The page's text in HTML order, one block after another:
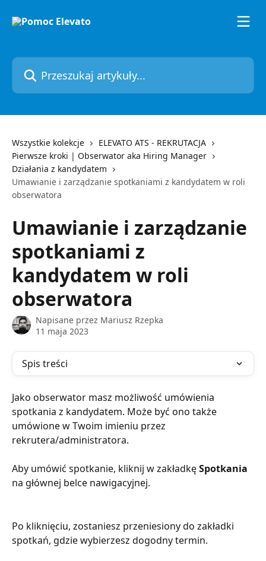
Przeszukaj artykuły...
Wszystkie kolekcje
ELEVATO ATS - REKRUTACJA
Pierwsze kroki | Obserwator aka Hiring Manager
Działania z kandydatem
Umawianie i zarządzanie spotkaniami z kandydatem w roli
obserwatora
Umawianie i zarządzanie
spotkaniami z
kandydatem w roli
obserwatora
Napisane przez Mariusz Rzepka
11 maja 2023
Spis treści
Jako obserwator masz możliwość umówienia
spotkania z kandydatem. Może być ono także
umówione w Twoim imieniu przez
rekrutera/administratora.
Aby umówić spotkanie, kliknij w zakładkę Spotkania
na głównej belce nawigacyjnej.
Po kliknięciu, zostaniesz przeniesiony do zakładki
spotkań, gdzie wybierzesz dogodny termin.